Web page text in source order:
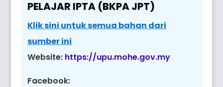
PELAJAR IPTA (BKPA JPT)
Klik sini untuk semua bahan dari
sumber ini
Website: https://upu.mohe.gov.my
Facebook: